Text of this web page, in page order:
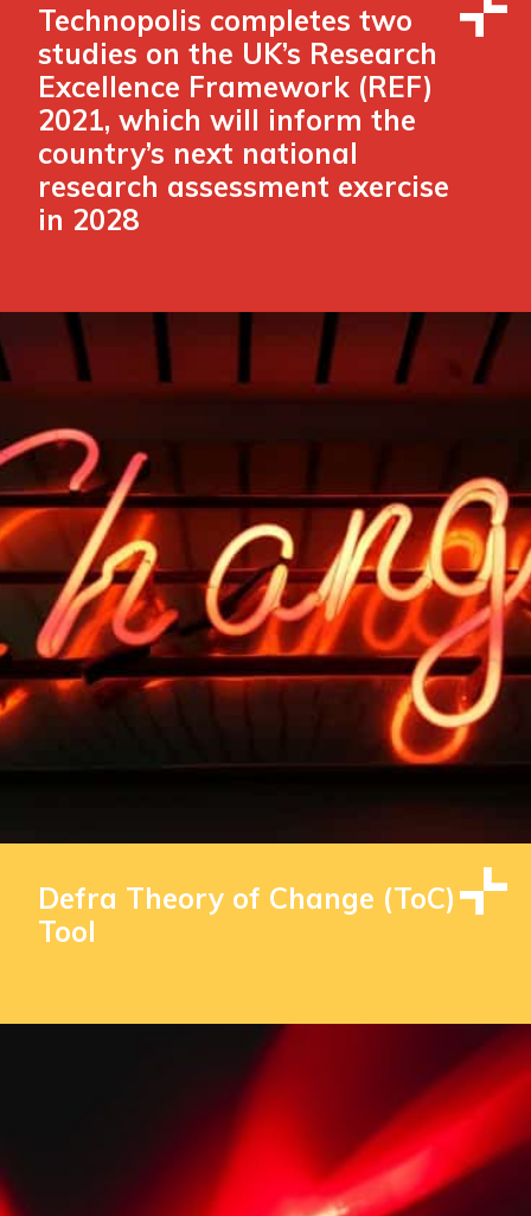
Technopolis completes two
studies on the UK’s Research
Excellence Framework (REF)
2021, which will inform the
country’s next national
research assessment exercise
in 2028
Defra Theory of Change (ToC)
Tool